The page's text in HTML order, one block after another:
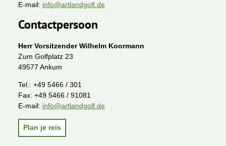
E-mail: info@artlandgolf.de
Contactpersoon
Herr Vorsitzender Wilhelm Koormann
Zum Golfplatz 23
49577 Ankum
Tel.: +49 5466 / 301
Fax: +49 5466 / 91081
E-mail: info@artlandgolf.de
Plan je reis